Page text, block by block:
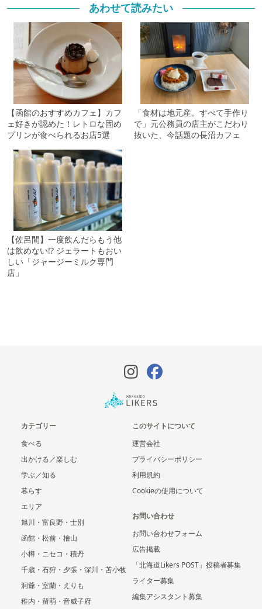
あわせて読みたい
【函館のおすすめカフェ】カフ
ェ好きが認めた！レトロな固め
プリンが食べられるお店5選
「食材は地元産。すべて手作り
で」元公務員の店主がこだわり
抜いた、今話題の長沼カフェ
【佐呂間】一度飲んだらもう他
は飲めない!? ジェラートもおい
しい「ジャージーミルク専門
店」
カテゴリー
食べる
出かける／楽しむ
学ぶ／知る
暮らす
エリア
旭川・富良野・士別
函館・松前・檜山
小樽・ニセコ・積丹
千歳・石狩・夕張・深川・苫小牧
洞爺・室蘭・えりも
稚内・留萌・音威子府
このサイトについて
運営会社
プライバシーポリシー
利用規約
Cookieの使用について
お問い合わせ
お問い合わせフォーム
広告掲載
「北海道Likers POST」投稿者募集
ライター募集
編集アシスタント募集